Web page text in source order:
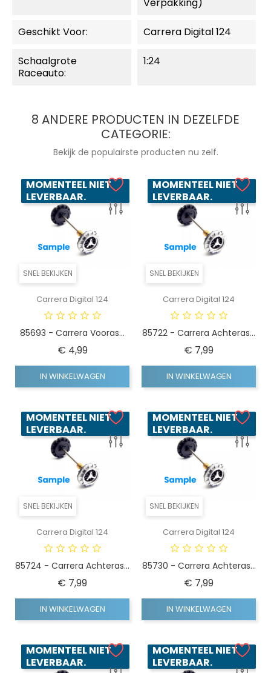
Geschikt Voor: Carrera Digital 124
Schaalgrote
Raceauto:
1:24
8 ANDERE PRODUCTEN IN DEZELFDE
CATEGORIE:
Bekijk de populairste producten nu zelf.
SNEL BEKIJKEN
MOMENTEEL NIET
LEVERBAAR.
Carrera Digital 124
85693 - Carrera Vooras...
€ 4,99Prijs
IN WINKELWAGEN
SNEL BEKIJKEN
MOMENTEEL NIET
LEVERBAAR.
Carrera Digital 124
85722 - Carrera Achteras...
€ 7,99Prijs
IN WINKELWAGEN
SNEL BEKIJKEN
MOMENTEEL NIET
LEVERBAAR.
Carrera Digital 124
85724 - Carrera Achteras...
€ 7,99Prijs
IN WINKELWAGEN
SNEL BEKIJKEN
MOMENTEEL NIET
LEVERBAAR.
Carrera Digital 124
85730 - Carrera Achteras...
€ 7,99Prijs
IN WINKELWAGEN
MOMENTEEL NIET
LEVERBAAR.
MOMENTEEL NIET
LEVERBAAR.